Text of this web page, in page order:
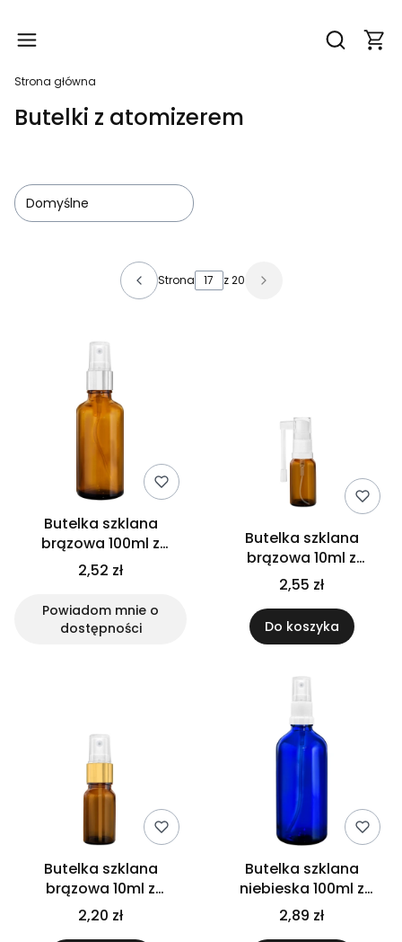
Otwórz
Strona główna
Butelki z atomizerem
Domyślne
Lista produktów
Strona z 20
Butelka szklana
brązowa 100ml z
atomizerem srebrnym
2,52 zł
Powiadom mnie o
dostępności
Butelka szklana
brązowa 10ml z
atomizerem do gardła
2,55 zł
Do koszyka
Butelka szklana
brązowa 10ml z
atomizerem złotym
2,20 zł
Butelka szklana
niebieska 100ml z
atomizerem białym
2,89 zł